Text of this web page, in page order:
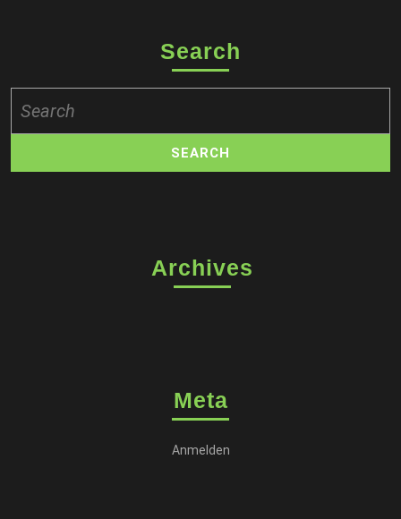
Search
for:
Archives
Meta
Anmelden